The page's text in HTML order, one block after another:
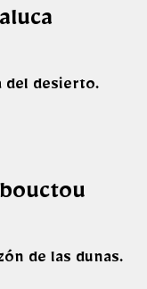
del desierto.
de las dunas.